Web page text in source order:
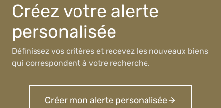
Créez votre alerte
personalisée
Définissez vos critères et recevez les nouveaux biens
qui correspondent à votre recherche.
Créer mon alerte personalisée